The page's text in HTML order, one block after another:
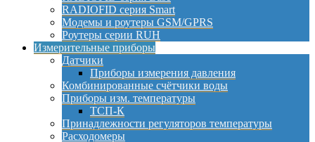
RADIOFID серия Smart
Модемы и роутеры GSM/GPRS
Роутеры серии RUH
Измерительные приборы
Датчики
Приборы измерения давления
Комбинированные счётчики воды
Приборы изм. температуры
ТСП-К
Принадлежности регуляторов температуры
Расходомеры